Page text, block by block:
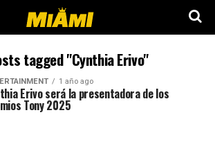
tagged "Cynthia Erivo"
1 año ago
Erivo será la presentadora de los
Tony 2025